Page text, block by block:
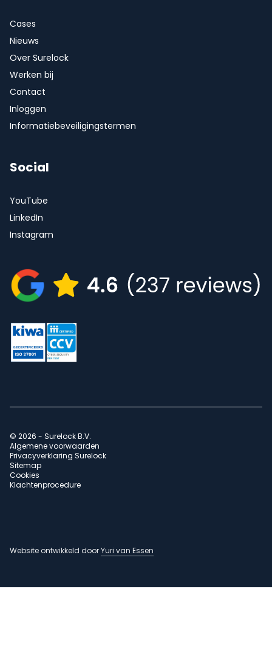
Cases
Nieuws
Over Surelock
Werken bij
Contact
Inloggen
Informatiebeveiligingstermen
Social
YouTube
LinkedIn
Instagram
© 2026 - Surelock B.V.
Algemene voorwaarden
Privacyverklaring Surelock
Sitemap
Cookies
Klachtenprocedure
Website ontwikkeld doorYuri van Essen